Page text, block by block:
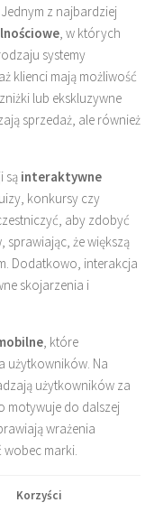
z najbardziej
, w których
systemy
klienci mają możliwość
lub ekskluzywne
sprzedaż, ale również
są interaktywne
konkursy czy
aby zdobyć
sprawiając, że większą
Dodatkowo, interakcja
skojarzenia i
, które
użytkowników. Na
użytkowników za
motywuje do dalszej
wrażenia
wobec marki.
Korzyści